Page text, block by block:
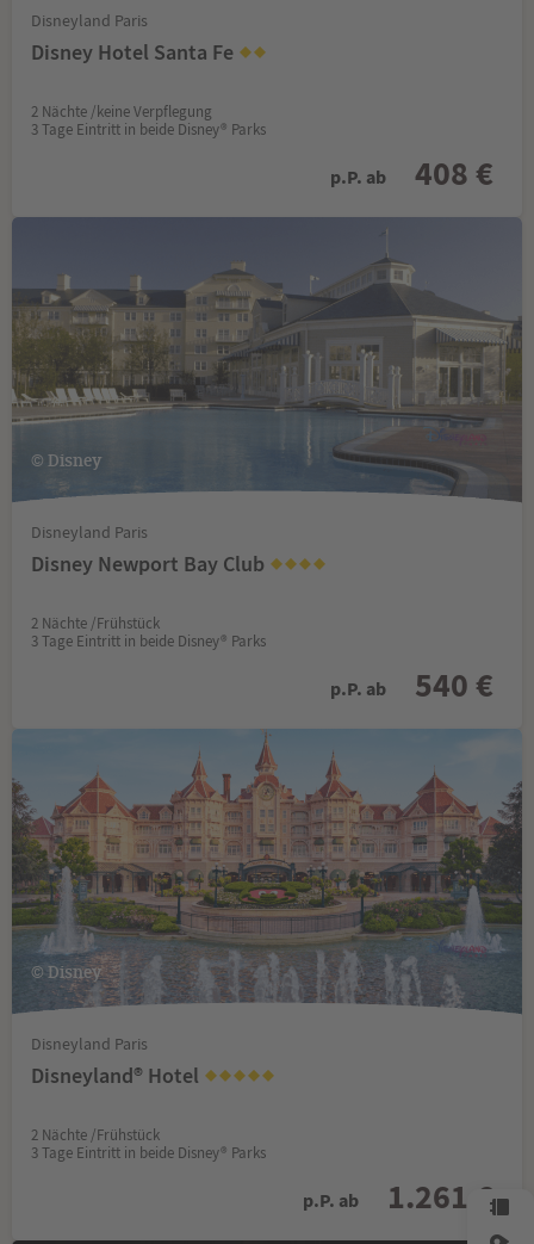
Disneyland Paris
Disney Hotel Santa Fe
2 Nächte /keine Verpflegung
3 Tage Eintritt in beide Disney® Parks
p.P. ab 408 €
© Disney
Disneyland Paris
Disney Newport Bay Club
2 Nächte /Frühstück
3 Tage Eintritt in beide Disney® Parks
p.P. ab 540 €
© Disney
Disneyland Paris
Disneyland® Hotel
2 Nächte /Frühstück
3 Tage Eintritt in beide Disney® Parks
p.P. ab 1.261 €